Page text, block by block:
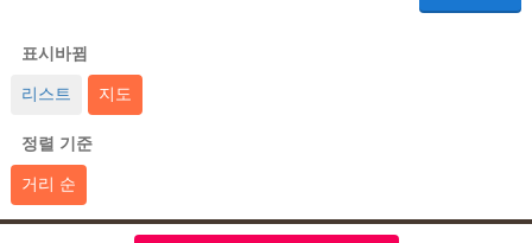
표시바뀜
리스트 지도
정렬 기준
거리 순